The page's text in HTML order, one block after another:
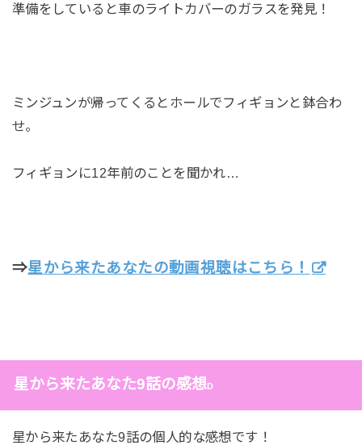
準備をしていると車のライトカバーのガラスを発見！
ミンジュンが帰ってくるとホールでフィギョンと鉢合わ
せ。
フィギョンに12年前のことを聞かれ…
⇒星から来たあなたの動画視聴はこちら！
星から来たあなた9話の感想D
星から来たあなた9話の個人的な感想です！